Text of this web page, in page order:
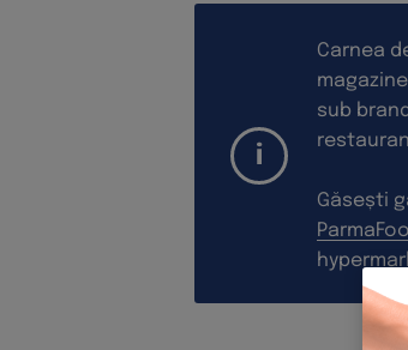
Carnea
sub
Găsești